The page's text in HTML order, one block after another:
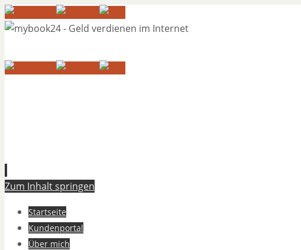
Zum Inhalt springen
Startseite
Kundenportal
Über mich